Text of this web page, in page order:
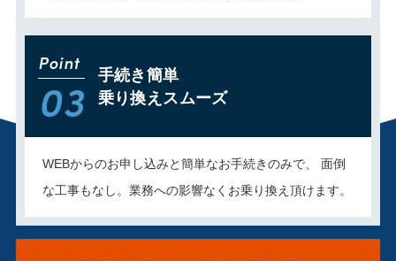
Point
03
手続き簡単
乗り換えスムーズ
WEBからのお申し込みと簡単なお手続きのみで、 面倒
な工事もなし。業務への影響なくお乗り換え頂けます。